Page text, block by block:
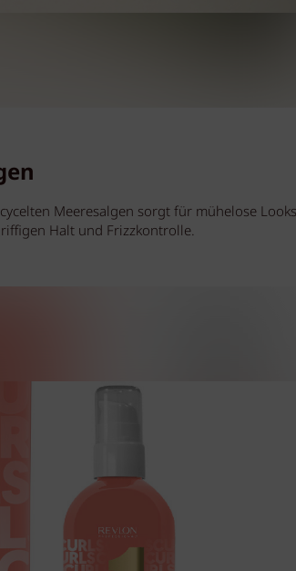
Meeresalgen sorgt für mühelose
Halt und Frizzkontrolle.